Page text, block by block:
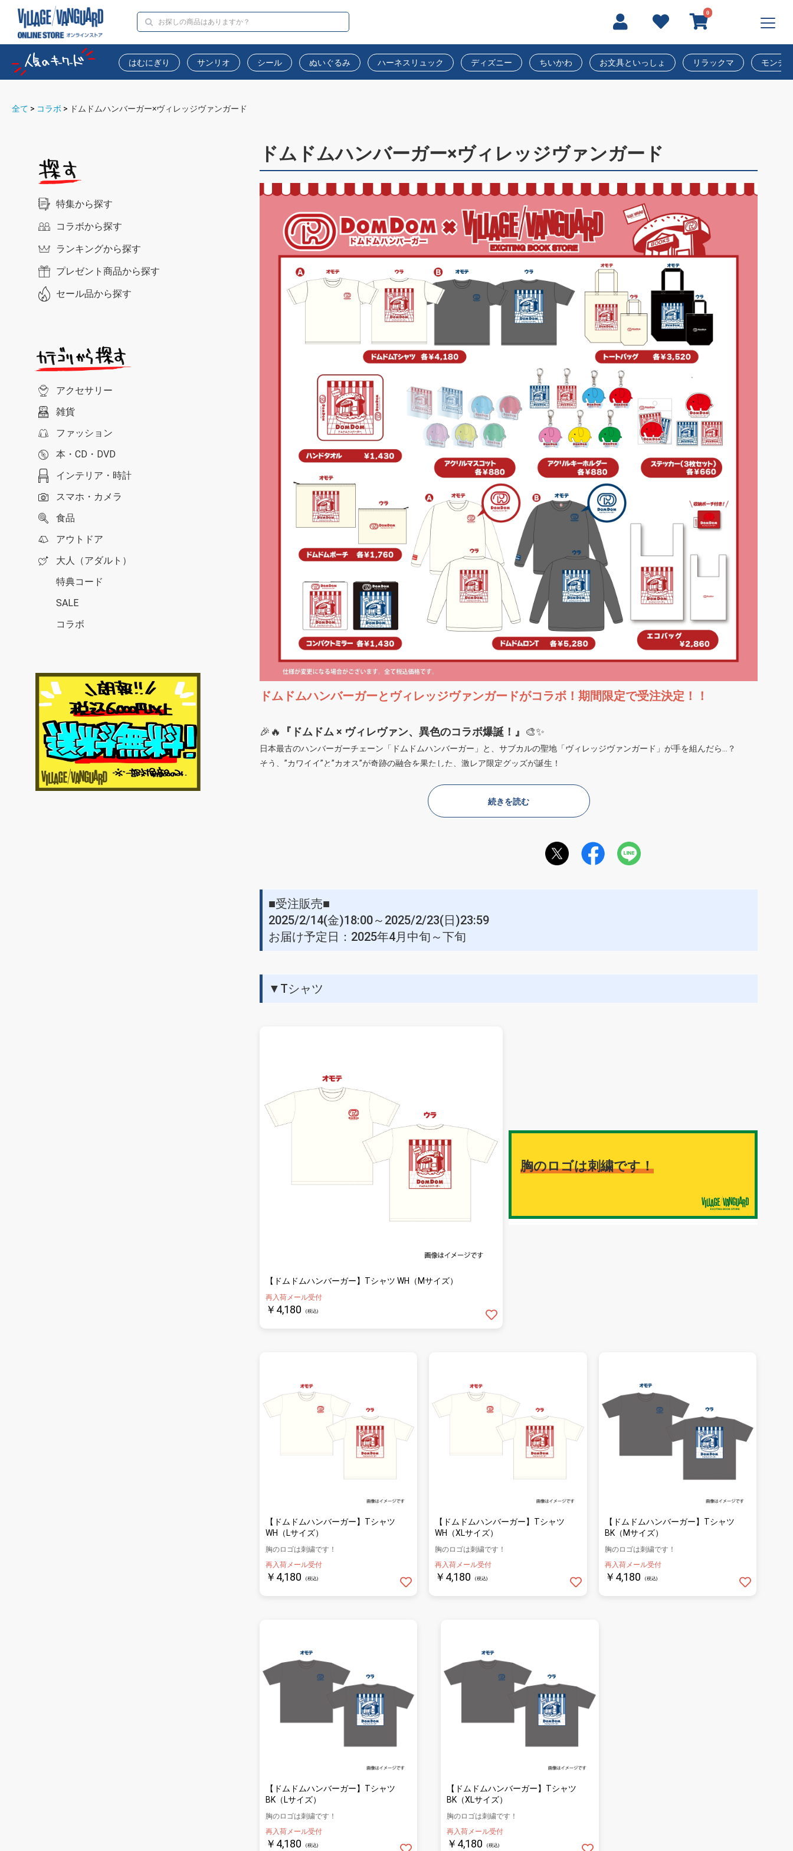
0
はむにぎり サンリオ シール ぬいぐるみ ハーネスリュック ディズニー ちいかわ お文具といっしょ リラックマ モンチ
全て > コラボ > ドムドムハンバーガー×ヴィレッジヴァンガード
特集から探す
コラボから探す
ランキングから探す
プレゼント商品から探す
セール品から探す
アクセサリー
雑貨
ファッション
本・CD・DVD
インテリア・時計
スマホ・カメラ
食品
アウトドア
大人（アダルト）
特典コード
SALE
コラボ
ドムドムハンバーガー×ヴィレッジヴァンガード
ドムドムハンバーガーとヴィレッジヴァンガードがコラボ！期間限定で受注決定！！
🎉🔥 『ドムドム × ヴィレヴァン、異色のコラボ爆誕！』 🎨✨
日本最古のハンバーガーチェーン「ドムドムハンバーガー」と、サブカルの聖地「ヴィレッジヴァンガード」が手を組んだら…？
そう、”カワイイ”と”カオス”が奇跡の融合を果たした、激レア限定グッズが誕生！
ドムドムのレトロかわいいロゴがヴィレヴァンコラボで大変身！
続きを読む
■受注販売■
2025/2/14(金)18:00～2025/2/23(日)23:59
お届け予定日：2025年4月中旬～下旬
▼Tシャツ
【ドムドムハンバーガー】Tシャツ WH（Mサイズ）
再入荷メール受付
￥4,180 (税込)
胸のロゴは刺繍です！
【ドムドムハンバーガー】Tシャツ
WH（Lサイズ）
胸のロゴは刺繍です！
再入荷メール受付
￥4,180 (税込)
【ドムドムハンバーガー】Tシャツ
WH（XLサイズ）
胸のロゴは刺繍です！
再入荷メール受付
￥4,180 (税込)
【ドムドムハンバーガー】Tシャツ
BK（Mサイズ）
胸のロゴは刺繍です！
再入荷メール受付
￥4,180 (税込)
【ドムドムハンバーガー】Tシャツ
BK（Lサイズ）
胸のロゴは刺繍です！
再入荷メール受付
￥4,180 (税込)
【ドムドムハンバーガー】Tシャツ
BK（XLサイズ）
胸のロゴは刺繍です！
再入荷メール受付
￥4,180 (税込)